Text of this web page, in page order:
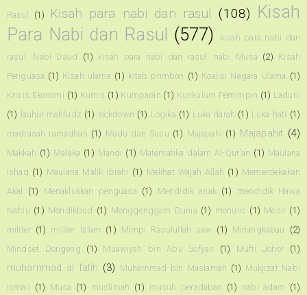
Rasul (1) Kisah para nabi dan rasul (108) Kisah
Para Nabi dan Rasul (577)
kisah para nabi dan
rasul. Nabi Daud
(1) kisah para nabi dan rasul. nabi Musa (2) Kisah
Penguasa (1) Kisah ulama (1) kitab primbon (1) Koalisi Negara Ulama (1)
Krisis Ekonomi (1) Kumis (1) Kumparan (1) Kurikulum Pemimpin (1) Laduni
(1) lauhul mahfudz (1) lockdown (1) Logika (1) Luka darah (1) Luka hati (1)
madrasah ramadhan (1) Madu dan Susu (1) Majapahi (1) Majapahit (4)
Makkah (1) Malaka (1) Mandi (1) Matematika dalam Al-Qur'an (1) Maulana
Ishaq (1) Maulana Malik Ibrahi (1) Melihat Wajah Allah (1) Memerdekakan
Akal
(1) Menaklukkan penguasa (1) Mendidik anak (1)
mendidik Hawa
Nafsu (1) Mendikbud (1) Menggenggam Dunia (1) menulis (1) Mesir (1)
militer (1) militer Islam (1) Mimpi Rasulullah saw (1) Minangkabau
(2)
Mindset Dongeng
(1) Muawiyah bin Abu Sofyan (1) Mufti Johor (1)
muhammad al fatih (3) Muhammad bin Maslamah (1) Mukjizat Nabi
Ismail
(1) Musa (1) muslimah (1) musuh peradaban (1) nabi adam (1)